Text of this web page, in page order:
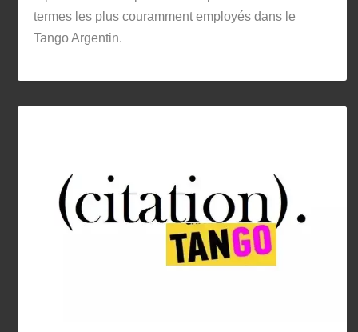
termes les plus couramment employés dans le
Tango Argentin.